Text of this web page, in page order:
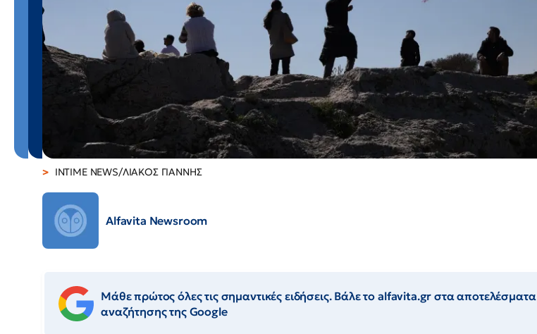
INTIME NEWS/ΛΙΑΚΟΣ ΓΙΑΝΝΗΣ
Alfavita Newsroom
Μάθε πρώτος όλες τις σημαντικές ειδήσεις. Βάλε το alfavita.gr στα αποτελέσματα
αναζήτησης της Google